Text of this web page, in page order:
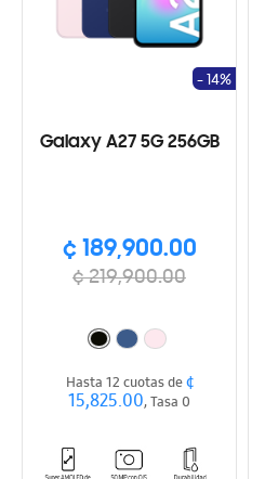
Galaxy A27 5G 256GB
¢ 189,900.00
¢ 219,900.00
- 14%
Hasta 12 cuotas de¢
15,825.00, Tasa 0